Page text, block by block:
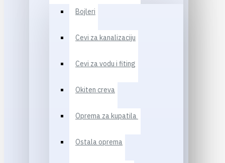
Bojleri
Cevi za kanalizaciju
Cevi za vodu i fiting
Okiten creva
Oprema za kupatila
Ostala oprema